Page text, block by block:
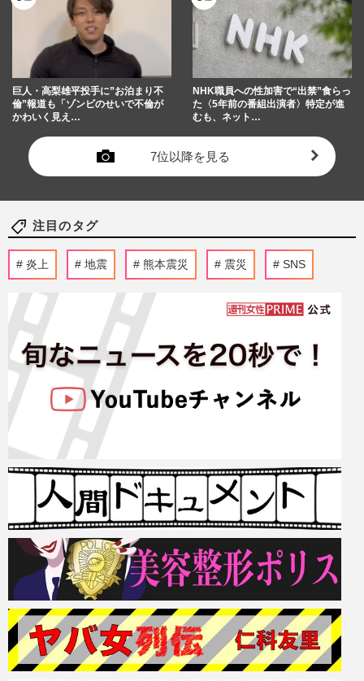
巨人・高梨雄平投手に”お泊まり不
倫”報道も「ゾンビのせいで不倫が
かわいく見え…
NHK職員への性加害で“出禁”食らっ
た〈5年前の番組出演者〉特定が進
むも、ネット…
7位以降を見る
注目のタグ
炎上 地震 熊本震災 震災 SNS